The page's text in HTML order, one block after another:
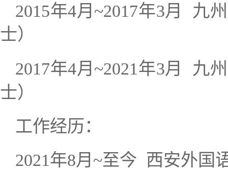
2015年4月 ~2017年3月
九
士）
2017年4月 ~2021年3月
九
士）
工作经历：
2021年8月 ~至今 西安外国